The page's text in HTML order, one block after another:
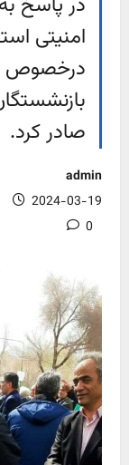
امنیتی
درخصوص
صادر کرد.
admin
2024-03-19
0